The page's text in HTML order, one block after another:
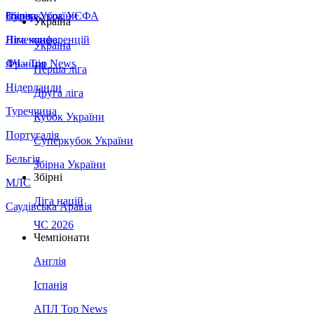
Збірна України
Італія
Німеччина
Франція
Нідерланди
Туреччина
Португалія
Бельгія
МЛС
Саудівська Аравія
Суперкубок УЄФА
Ліга конференцій
ЛЧ - Top News
Україна
Україна
Перша ліга
Друга ліга
Кубок України
Суперкубок України
Збірна України
Збірні
Ліга націй
ЧС 2026
Чемпіонати
Англія
Іспанія
АПЛ Top News